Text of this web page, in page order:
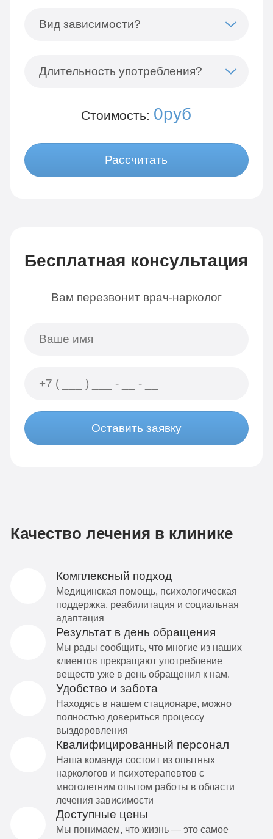
Вид зависимости?
Длительность употребления?
Стоимость: 0руб
Рассчитать
Бесплатная консультация
Вам перезвонит врач-нарколог
Оставить заявку
Качество лечения в клинике
Комплексный подход
Медицинская помощь, психологическая
поддержка, реабилитация и социальная
адаптация
Результат в день обращения
Мы рады сообщить, что многие из наших
клиентов прекращают употребление
веществ уже в день обращения к нам.
Удобство и забота
Находясь в нашем стационаре, можно
полностью довериться процессу
выздоровления
Квалифицированный персонал
Наша команда состоит из опытных
наркологов и психотерапевтов с
многолетним опытом работы в области
лечения зависимости
Доступные цены
Мы понимаем, что жизнь — это самое